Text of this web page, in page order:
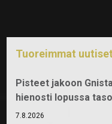
Tuoreimmat uutiset
Pisteet jakoon
hienosti lopussa
7.8.2026